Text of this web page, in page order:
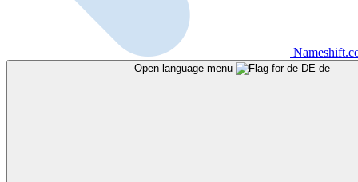
Open language menu de